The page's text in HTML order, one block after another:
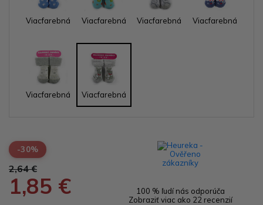
Viacfarebná Viacfarebná Viacfarebná Viacfarebná
Viacfarebná Viacfarebná
-30%
2,64 €
1,85 €
100 % ľudí nás odporúča
Zobraziť viac ako 22 recenzií